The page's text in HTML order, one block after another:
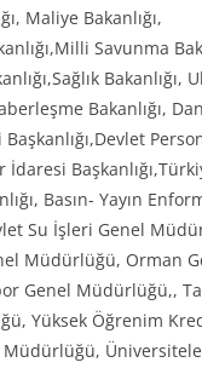
Maliye Bakanlığı,
Savunma
Bakanlığı,
Bakanlığı,
İdaresi
Basın- Yayın
Su İşleri Genel
Müdürlüğü, Orman
Genel Müdürlüğü,,
Yüksek Öğrenim